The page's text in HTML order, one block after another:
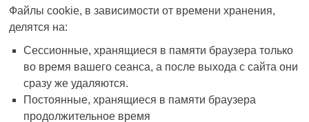
Файлыcookie, в зависимости от времени хранения,
делятся на:
Сессионные, хранящиеся в памяти браузера только
во время вашего сеанса, а после выхода с сайта они
сразу же удаляются.
Постоянные, хранящиеся в памяти браузера
продолжительное время